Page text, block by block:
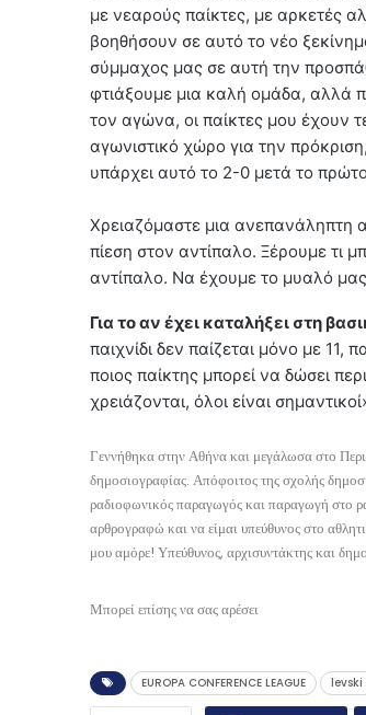
με νεαρούς παίκτες, με αρκετές
βοηθήσουν σε αυτό το νέο
σύμμαχος μας σε αυτή την
φτιάξουμε μια καλή ομάδα, αλλά
τον αγώνα, οι παίκτες μου έχουν
αγωνιστικό χώρο για την
υπάρχει αυτό το 2-0 μετά το πρώτο
Χρειαζόμαστε μια ανεπανάληπτη
πίεση στον αντίπαλο. Ξέρουμε τι
αντίπαλο. Να έχουμε το μυαλό
Για το αν έχει καταλήξει στη
παιχνίδι δεν παίζεται μόνο με
ποιος παίκτης μπορεί να δώσει
χρειάζονται, όλοι είναι
Γεννήθηκα στην Αθήνα και μεγάλωσα στο
δημοσιογραφίας. Απόφοιτος της σχολής
ραδιοφωνικός παραγωγός και παραγωγή στο
αρθρογραφώ και να είμαι υπεύθυνος στο
μου αμόρε! Υπεύθυνος, αρχισυντάκτης και
Μπορεί επίσης να σας αρέσει
EUROPA CONFERENCE LEAGUE levski